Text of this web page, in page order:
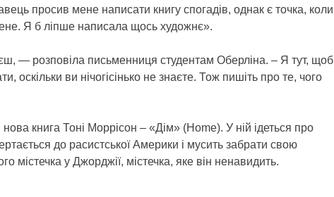
просив мене написати книгу спогадів, однак є точка, коли
Я б ліпше написала щось художнє».
— розповіла письменниця студентам Оберліна. – Я тут, щоб
оскільки ви нічогісінько не знаєте. Тож пишіть про те, чого
книга Тоні Моррісон – «Дім» (Home). У ній ідеться про
до расистської Америки і мусить забрати свою
містечка у Джорджії, містечка, яке він ненавидить.